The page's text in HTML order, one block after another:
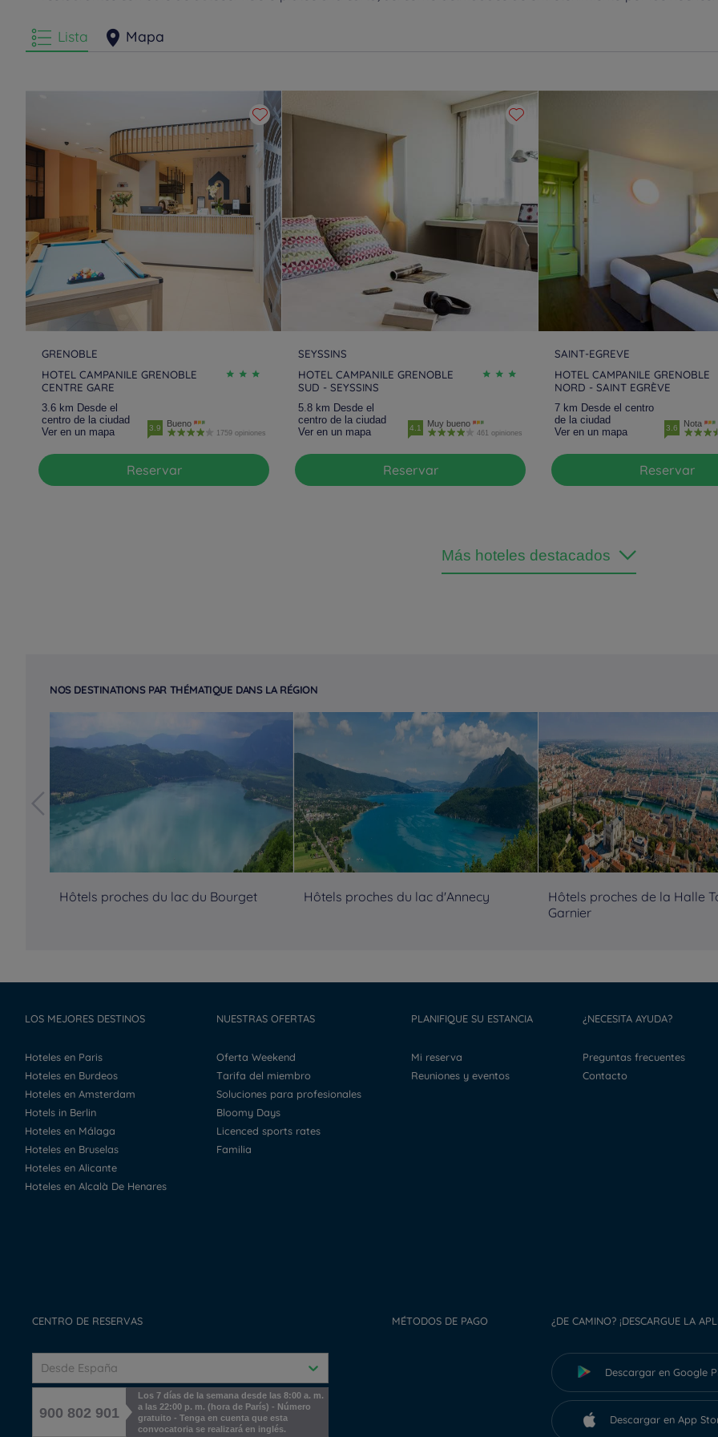
Lista Mapa
GRENOBLE
HOTEL CAMPANILE GRENOBLE
CENTRE GARE
3.6 km Desde el
centro de la ciudad
Ver en un mapa
3.9 Bueno
1759 opiniones
Reservar
SEYSSINS
HOTEL CAMPANILE GRENOBLE
SUD - SEYSSINS
5.8 km Desde el
centro de la ciudad
Ver en un mapa
4.1 Muy bueno
461 opiniones
Reservar
SAINT-EGREVE
HOTEL CAMPANILE GRENOBLE
NORD - SAINT EGRÈVE
7 km Desde el centro
de la ciudad
Ver en un mapa
3.6 Nota
Reservar
Más hoteles destacados
NOS DESTINATIONS PAR THÉMATIQUE DANS LA RÉGION
Hôtels proches du lac du Bourget Hôtels proches du lac d'Annecy
Hôtels proches de la Halle
Garnier
LOS MEJORES DESTINOS
Hoteles en Paris
Hoteles en Burdeos
Hoteles en Amsterdam
Hotels in Berlin
Hoteles en Málaga
Hoteles en Bruselas
Hoteles en Alicante
Hoteles en Alcalà De Henares
NUESTRAS OFERTAS
Oferta Weekend
Tarifa del miembro
Soluciones para profesionales
Bloomy Days
Licenced sports rates
Familia
PLANIFIQUE SU ESTANCIA
Mi reserva
Reuniones y eventos
¿NECESITA AYUDA?
Preguntas frecuentes
Contacto
CENTRO DE RESERVAS
Desde España
900 802 901
Los 7 días de la semana desde las 8:00 a. m.
a las 22:00 p. m. (hora de París) - Número
gratuito - Tenga en cuenta que esta
convocatoria se realizará en inglés.
MÉTODOS DE PAGO ¿DE CAMINO? ¡DESCARGUE LA
Descargar en Google
Descargar en App